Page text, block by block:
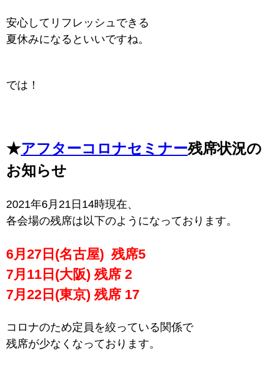
安心してリフレッシュできる
夏休みになるといいですね。
では！
★アフターコロナセミナー残席状況の
お知らせ
2021年6月21日14時現在、
各会場の残席は以下のようになっております。
6月27日(名古屋) 残席5
7月11日(大阪) 残席 2
7月22日(東京) 残席 17
コロナのため定員を絞っている関係で
残席が少なくなっております。